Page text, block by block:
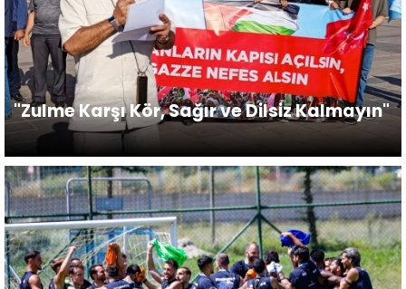
"Zulme Karşı Kör, Sağır ve Dilsiz Kalmayın"